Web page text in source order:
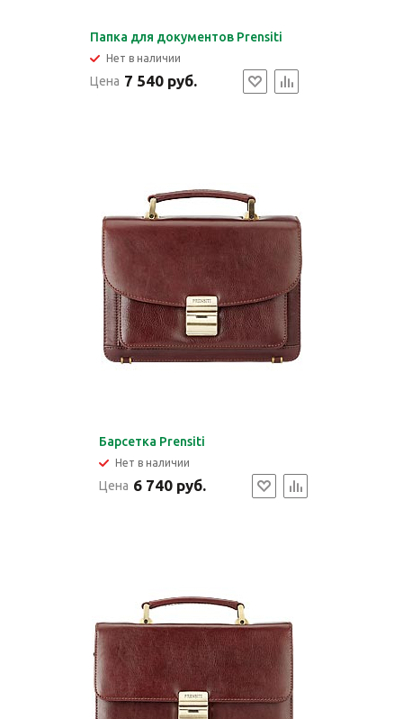
Папка для документов Prensiti
Нет в наличии
Цена 7 540 руб.
Барсетка Prensiti
Нет в наличии
Цена 6 740 руб.